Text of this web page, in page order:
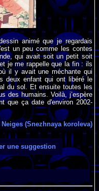
animé que je regardais
un peu comme les contes
qui avait soit un petit soit
je me rappelle que la fin : ils
il y avait une méchante qui
deux enfant qui ont libéré le
du sol. Et ensuite toutes les
des humains. Voilà, j’espère
que ça date d'environ 2002-
(Snezhnaya koroleva)
une suggestion